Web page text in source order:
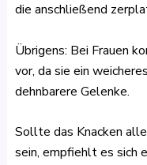
die anschließend
Übrigens: Bei Frauen
vor, da sie ein
dehnbarere Gelenke.
Sollte das Knacken
sein, empfiehlt es sich